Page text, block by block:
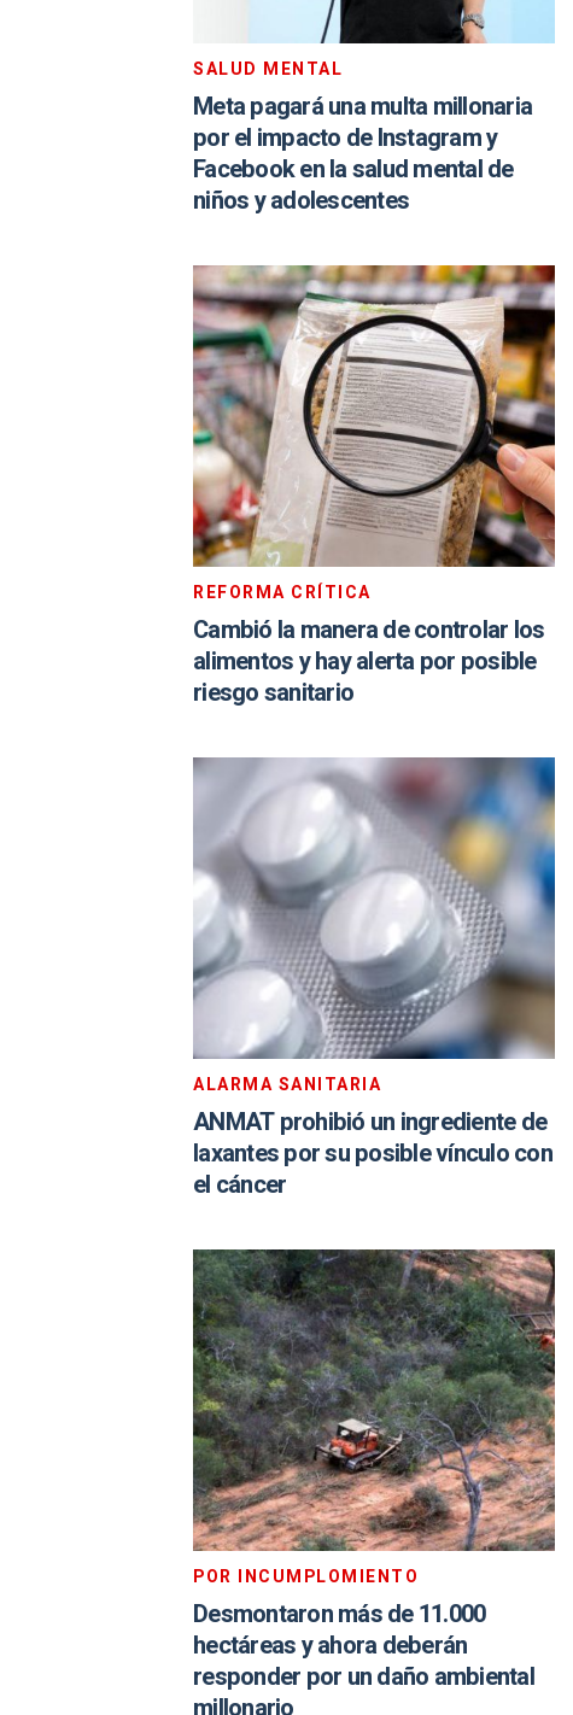
SALUD MENTAL
Meta pagará una multa millonaria
por el impacto de Instagram y
Facebook en la salud mental de
niños y adolescentes
REFORMA CRÍTICA
Cambió la manera de controlar los
alimentos y hay alerta por posible
riesgo sanitario
ALARMA SANITARIA
ANMAT prohibió un ingrediente de
laxantes por su posible vínculo con
el cáncer
POR INCUMPLOMIENTO
Desmontaron más de 11.000
hectáreas y ahora deberán
responder por un daño ambiental